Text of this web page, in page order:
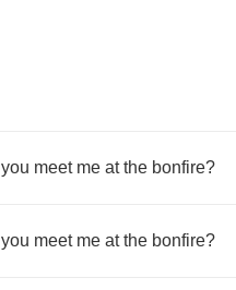
you meet me at the bonfire?
you meet me at the bonfire?